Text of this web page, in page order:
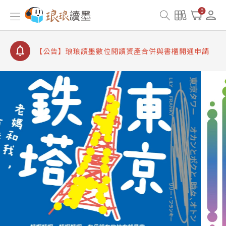
0
【公告】琅琅書店服務升級重要說明及資產合併結果
查詢
【公告】因 Readmoo 讀墨系統維護中，本站同步暫
【公告】琅琅讀墨數位閱讀資產合併與書櫃開通申請
【公告】琅琅讀墨書櫃開通常見問題
【公告】琅琅讀墨 3 分鐘完成書櫃開通與資產合併申
請圖文教學
【公告】琅琅書店服務升級重要說明及資產合併結果
查詢
【公告】因 Readmoo 讀墨系統維護中，本站同步暫
停部分閱讀服務